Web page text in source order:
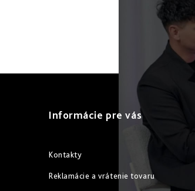
Informácie pre vás
Kontakty
Reklamácie a vrátenie tovaru